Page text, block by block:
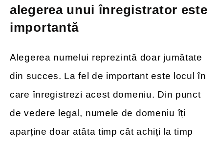
alegerea unui înregistrator este
importantă
Alegerea numelui reprezintă doar jumătate
din succes. La fel de important este locul în
care înregistrezi acest domeniu. Din punct
de vedere legal, numele de domeniu îți
aparține doar atâta timp cât achiți la timp